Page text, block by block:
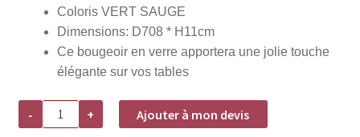
Coloris VERT SAUGE
Dimensions: D708 * H11cm
Ce bougeoir en verre apportera une jolie touche
élégante sur vos tables
-
quantité
Bougeoir
+ Ajouter à mon devis